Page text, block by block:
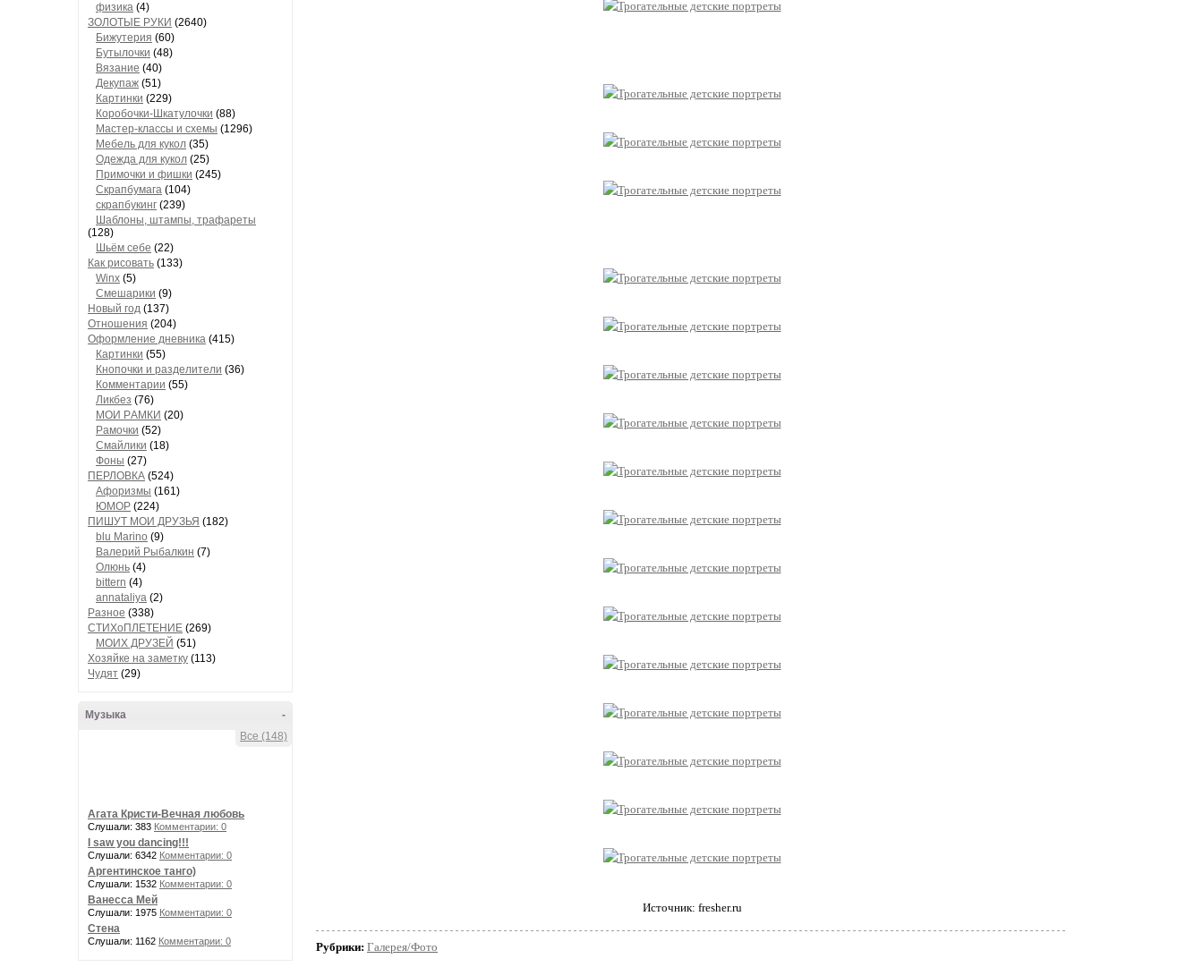
физика (4)
ЗОЛОТЫЕ РУКИ (2640)
Бижутерия (60)
Бутылочки (48)
Вязaние (40)
Декупaж (51)
Кaртинки (229)
Коробочки-Шкатулочки (88)
Мастер-классы и схемы (1296)
Мебель для кукол (35)
Одеждa для кукол (25)
Примочки и фишки (245)
Скрaпбумaгa (104)
скрапбукинг (239)
Шaблоны, штaмпы, трaфaреты
(128)
Шьём себе (22)
Как рисовать (133)
Winx (5)
Смешарики (9)
Новый год (137)
Отношения (204)
Оформление дневника (415)
Кaртинки (55)
Кнопочки и рaзделители (36)
Комментaрии (55)
Ликбез (76)
МОИ РAМКИ (20)
Рaмочки (52)
Смaйлики (18)
Фоны (27)
ПЕРЛОВКА (524)
Aфоризмы (161)
ЮМОР (224)
ПИШУТ МОИ ДРУЗЬЯ (182)
blu Marino (9)
Валерий Рыбалкин (7)
Олюнь (4)
bittern (4)
annataliya (2)
Разное (338)
СТИХоПЛЕТЕНИЕ (269)
МОИХ ДРУЗЕЙ (51)
Хозяйке на заметку (113)
Чудят (29)
-
Музыка
Все (148)
Агата Кристи-Вечная любовь
Слушали: 383 Комментарии: 0
I saw you dancing!!!
Слушали: 6342 Комментарии: 0
Аргентинское танго)
Слушали: 1532 Комментарии: 0
Ванесса Мей
Слушали: 1975 Комментарии: 0
Стена
Слушали: 1162 Комментарии: 0
Источник: fresher.ru
Рубрики: Гaлерея/Фото